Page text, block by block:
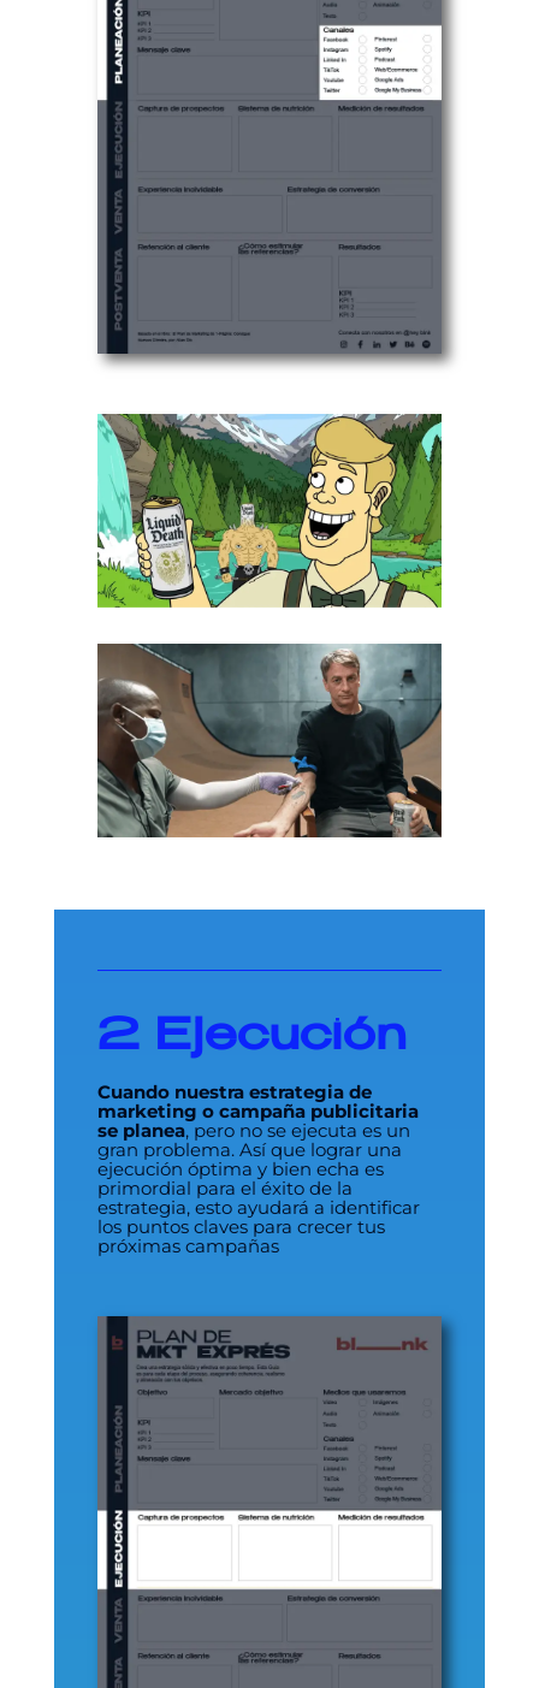
2 Ejecución
Cuando nuestra estrategia de
marketing o campaña publicitaria
se planea, pero no se ejecuta es un
gran problema. Así que lograr una
ejecución óptima y bien echa es
primordial para el éxito de la
estrategia, esto ayudará a identificar
los puntos claves para crecer tus
próximas campañas